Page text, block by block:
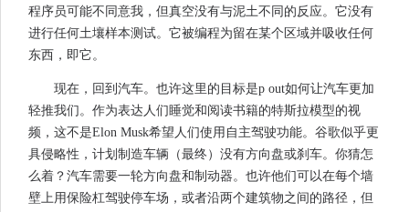
程序员可能不同意我，但真空没有与泥土不同的反应。它没有
进行任何土壤样本测试。它被编程为留在某个区域并吸收任何
东西，即它。
现在，回到汽车。也许这里的目标是p out如何让汽车更加
轻推我们。作为表达人们睡觉和阅读书籍的特斯拉模型的视
频，这不是Elon Musk希望人们使用自主驾驶功能。谷歌似乎更
具侵略性，计划制造车辆（最终）没有方向盘或刹车。你猜怎
么着？汽车需要一轮方向盘和制动器。也许他们可以在每个墙
壁上用保险杠驾驶停车场，或者沿两个建筑物之间的路径，但